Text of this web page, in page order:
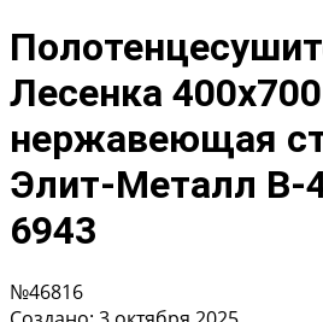
Лесенка
нержавеющая
Элит-Металл В-
6943
№46816